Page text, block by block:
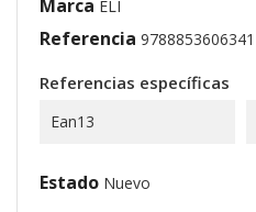
Marca ELI
Referencia 9788853606341
Referencias específicas
Ean13
Estado Nuevo